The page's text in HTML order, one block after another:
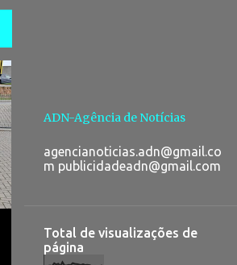
ADN-Agência de Notícias
agencianoticias.adn@gmail.co
m publicidadeadn@gmail.com
Total de visualizações de
página